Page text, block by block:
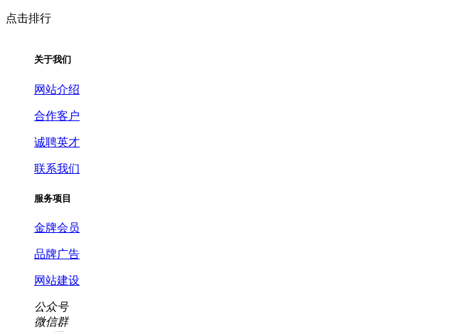
点击排行
关于我们
网站介绍
合作客户
诚聘英才
联系我们
服务项目
金牌会员
品牌广告
网站建设
公众号
微信群